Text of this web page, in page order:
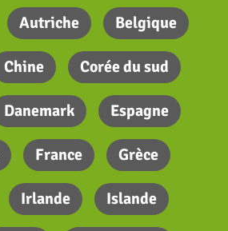
Autriche Belgique
Chine Corée du sud
Danemark Espagne
France Grèce
Irlande Islande